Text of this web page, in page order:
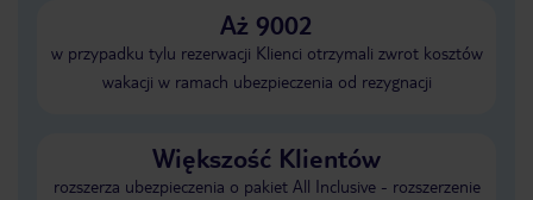
Aż 9002
w przypadku tylu rezerwacji Klienci otrzymali zwrot kosztów
wakacji w ramach ubezpieczenia od rezygnacji
Większość Klientów
rozszerza ubezpieczenia o pakiet All Inclusive - rozszerzenie